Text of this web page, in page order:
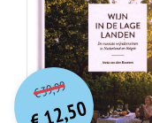
€39,99O
orspr
onkelijke
prijs
was:
12,50
Huidige
prijs
is: